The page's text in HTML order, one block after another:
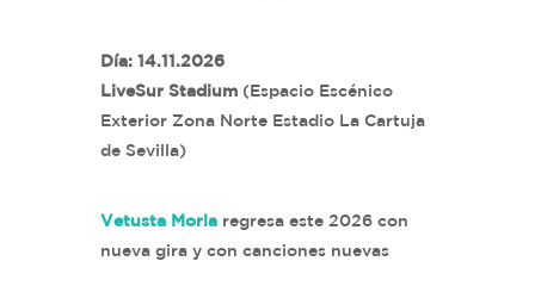
Día: 14.11.2026
LiveSur Stadium (Espacio Escénico
Exterior Zona Norte Estadio La Cartuja
de Sevilla)
Vetusta Morla regresa este 2026 con
nueva gira y con canciones nuevas